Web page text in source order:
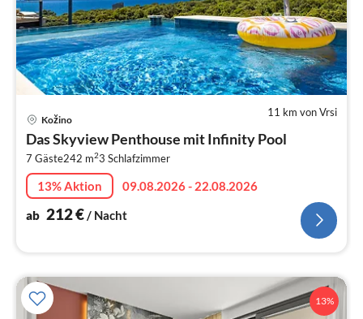
11 km von Vrsi
Kožino
Das Skyview Penthouse mit Infinity Pool
7 Gäste242 m23 Schlafzimmer
13% Aktion
09.08.2026 - 22.08.2026
ab 212€ / Nacht
13%